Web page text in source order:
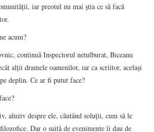
iar preotul nu mai ştia ce să facă
acum?
continuă Inspectorul netulburat, Biceanu
alţii dramele oamenilor, iar ca scriitor, acelaşi
deplin. Ce ar fi putut face?
aluziv despre ele, căutând soluţii, cum să le
Dar o suită de evenimente îi dau de